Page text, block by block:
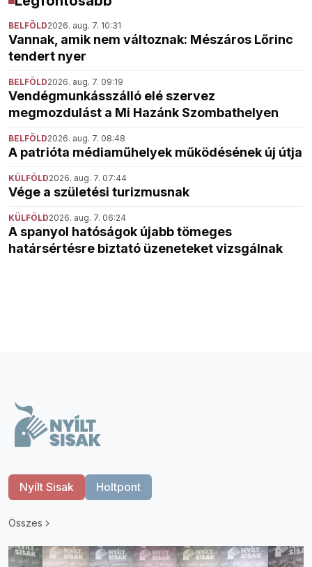
BELFÖLD2026. aug. 7. 10:31
Vannak, amik nem változnak: Mészáros Lőrinc
tendert nyer
BELFÖLD2026. aug. 7. 09:19
Vendégmunkásszálló elé szervez
megmozdulást a Mi Hazánk Szombathelyen
BELFÖLD2026. aug. 7. 08:48
A patrióta médiaműhelyek működésének új útja
KÜLFÖLD2026. aug. 7. 07:44
Vége a születési turizmusnak
KÜLFÖLD2026. aug. 7. 06:24
A spanyol hatóságok újabb tömeges
határsértésre biztató üzeneteket vizsgálnak
Nyílt Sisak Holtpont
Összes